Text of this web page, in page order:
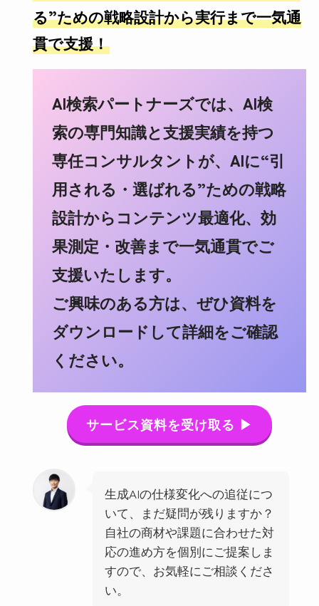
る”ための戦略設計から実行まで一気通
貫で支援！
AI検索パートナーズでは、AI検
索の専門知識と支援実績を持つ
専任コンサルタントが、AIに“引
用される・選ばれる”ための戦略
設計からコンテンツ最適化、効
果測定・改善まで一気通貫でご
支援いたします。
ご興味のある方は、ぜひ資料を
ダウンロードして詳細をご確認
ください。
サービス資料を受け取る ▶
生成AIの仕様変化への追従につ
いて、まだ疑問が残りますか？
自社の商材や課題に合わせた対
応の進め方を個別にご提案しま
すので、お気軽にご相談くださ
い。